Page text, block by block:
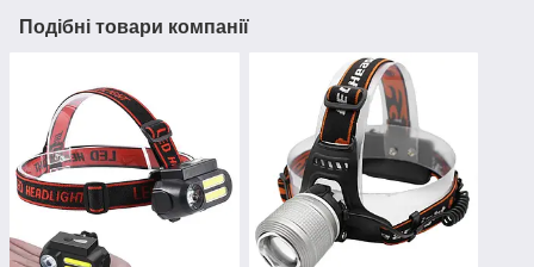
Подібні товари компанії